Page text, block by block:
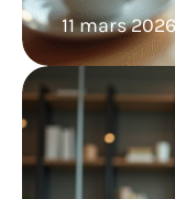
11 mars